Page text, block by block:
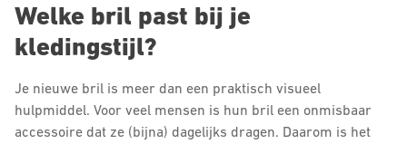
Welke bril past bij je
kledingstijl?
Je nieuwe bril is meer dan een praktisch visueel
hulpmiddel. Voor veel mensen is hun bril een onmisbaar
accessoire dat ze (bijna) dagelijks dragen. Daarom is het